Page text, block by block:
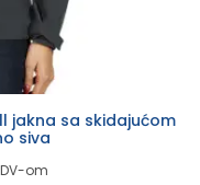
jakna sa skidajućom
siva
om